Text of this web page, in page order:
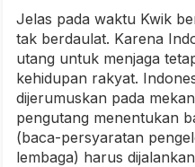
Jelas pada waktu Kwik
tak berdaulat. Karena
utang untuk menjaga
kehidupan rakyat.
dijerumuskan pada
pengutang menentukan
(baca-persyaratan
lembaga) harus